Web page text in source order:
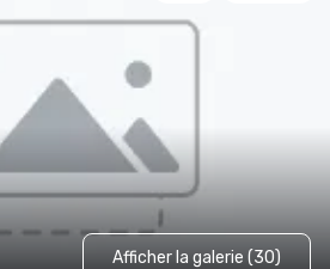
Afficher la galerie (30)